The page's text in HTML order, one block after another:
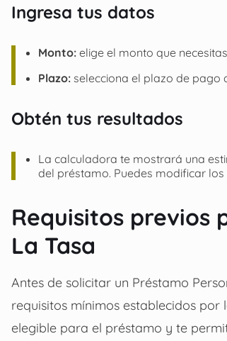
Ingresa tus datos
Monto: elige el monto que
Plazo: selecciona el plazo de pago
Obtén tus resultados
La calculadora te mostrará una
del préstamo. Puedes modificar
Requisitos previos
La Tasa
Antes de solicitar un Préstamo
requisitos mínimos establecidos
elegible para el préstamo y te